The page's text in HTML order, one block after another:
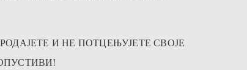
И НЕ ПОТЦЕЊУЈЕТЕ СВОЈЕ